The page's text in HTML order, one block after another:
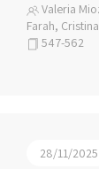
Valeria
Farah,
547-562
28/11/2025